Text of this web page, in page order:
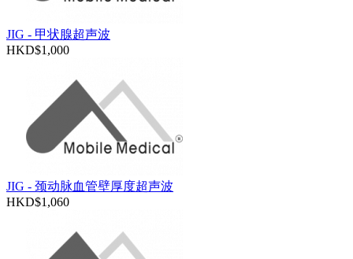
JIG - 甲状腺超声波
HKD$1,000
JIG - 颈动脉血管壁厚度超声波
HKD$1,060